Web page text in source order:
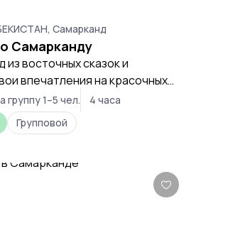
Самарканд
Самарканду
из восточных сказок и
впечатления на красочных
группу 1–5 чел.
4 часа
Групповой